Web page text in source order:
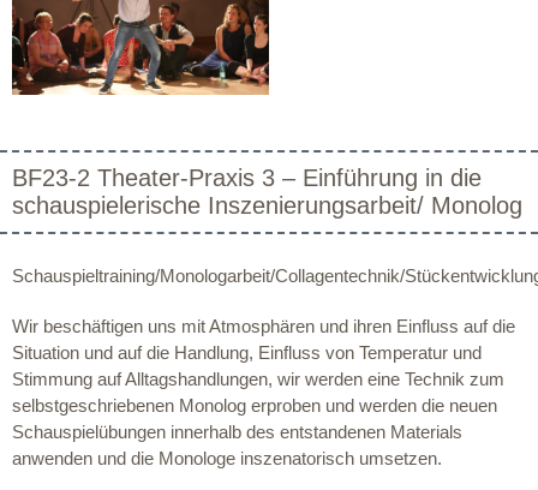
BF23-2 Theater-Praxis 3 – Einführung in die
schauspielerische Inszenierungsarbeit/ Monolog
Schauspieltraining/Monologarbeit/Collagentechnik/
Wir beschäftigen uns mit Atmosphären und ihren Einfluss auf die
Situation und auf die Handlung, Einfluss von Temperatur und
Stimmung auf Alltagshandlungen, wir werden eine Technik zum
selbstgeschriebenen Monolog erproben und werden die neuen
Schauspielübungen innerhalb des entstandenen Materials
anwenden und die Monologe inszenatorisch umsetzen.